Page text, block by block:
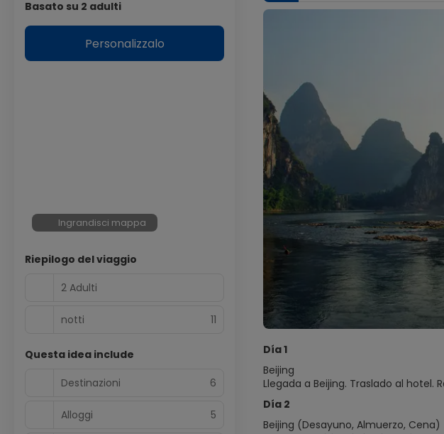
Día 1
Beijing
Llegada a Beijing. Traslado al hotel.
Día 2
Beijing (Desayuno, Almuerzo, Cena)
Basato su 2 adulti
Personalizzalo
Ingrandisci mappa
Riepilogo del viaggio
2 Adulti
notti 11
Questa idea include
Destinazioni
6
Alloggi 5